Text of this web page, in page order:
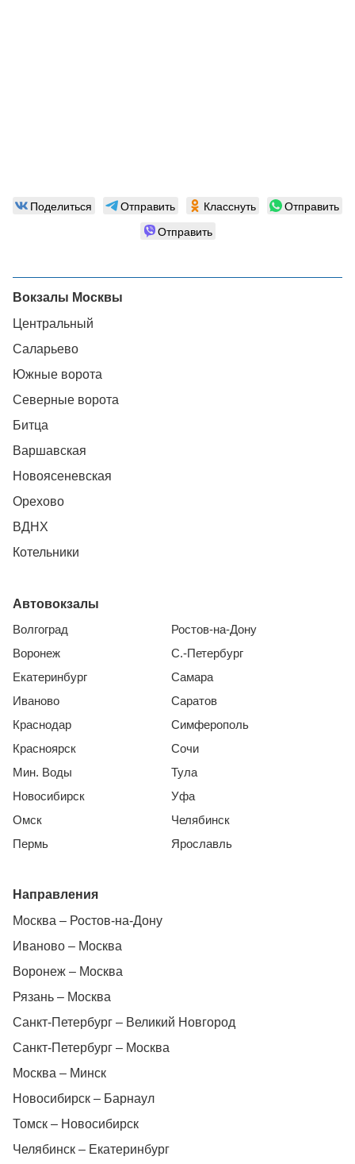
Поделиться Отправить Класснуть
Отправить
Отправить
Вокзалы Москвы
Центральный
Саларьево
Южные ворота
Северные ворота
Битца
Варшавская
Новоясеневская
Орехово
ВДНХ
Котельники
Автовокзалы
Волгоград
Воронеж
Екатеринбург
Иваново
Краснодар
Красноярск
Мин. Воды
Новосибирск
Омск
Пермь
Ростов-на-Дону
С.-Петербург
Самара
Саратов
Симферополь
Сочи
Тула
Уфа
Челябинск
Ярославль
Направления
Москва – Ростов-на-Дону
Иваново – Москва
Воронеж – Москва
Рязань – Москва
Санкт-Петербург – Великий Новгород
Санкт-Петербург – Москва
Москва – Минск
Новосибирск – Барнаул
Томск – Новосибирск
Челябинск – Екатеринбург